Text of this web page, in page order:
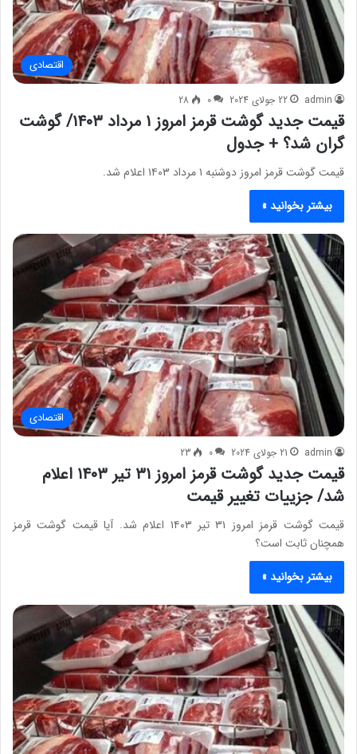
اقتصادی
admin 22 جولای 2024 0
28
قیمت جدید گوشت قرمز امروز ۱ مرداد ۱۴۰۳/ گوشت
گران شد؟ + جدول
قیمت گوشت قرمز امروز دوشنبه ۱ مرداد ۱۴۰۳ اعلام شد.
بیشتر بخوانید »
اقتصادی
admin 21 جولای 2024 0
23
قیمت جدید گوشت قرمز امروز ۳۱ تیر ۱۴۰۳ اعلام
شد/ جزییات تغییر قیمت
قیمت گوشت قرمز امروز ۳۱ تیر ۱۴۰۳ اعلام شد. آیا قیمت گوشت قرمز
همچنان ثابت است؟
بیشتر بخوانید »